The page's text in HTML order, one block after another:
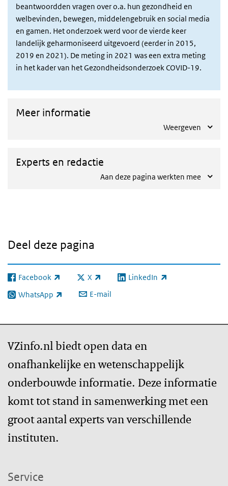
beantwoordden vragen over o.a. hun gezondheid en
welbevinden, bewegen, middelengebruik en social media
en gamen. Het onderzoek werd voor de vierde keer
landelijk geharmoniseerd uitgevoerd (eerder in 2015,
2019 en 2021). De meting in 2021 was een extra meting
in het kader van het Gezondheidsonderzoek COVID-19.
Meer informatie
Weergeven
Experts en redactie
Aan deze pagina werkten mee
Deel deze pagina
Facebook
(externe link) X
(externe link) LinkedIn
(externe link)
WhatsApp
(externe link) E-mail
VZinfo.nl biedt open data en
onafhankelijke en wetenschappelijk
onderbouwde informatie. Deze informatie
komt tot stand in samenwerking met een
groot aantal experts van verschillende
instituten.
Service